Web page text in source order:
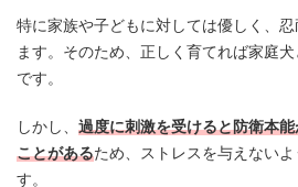
特に家族や子どもに対しては優しく、
ます。そのため、正しく育てれば家庭
です。
しかし、 過度に刺激を受けると防衛本
ことがあるため、ストレスを与えない
す。